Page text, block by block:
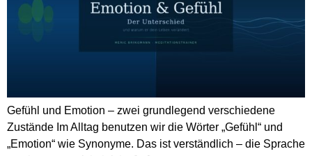
Gefühl und Emotion – zwei grundlegend verschiedene
Zustände Im Alltag benutzen wir die Wörter „Gefühl“ und
„Emotion“ wie Synonyme. Das ist verständlich – die Sprache